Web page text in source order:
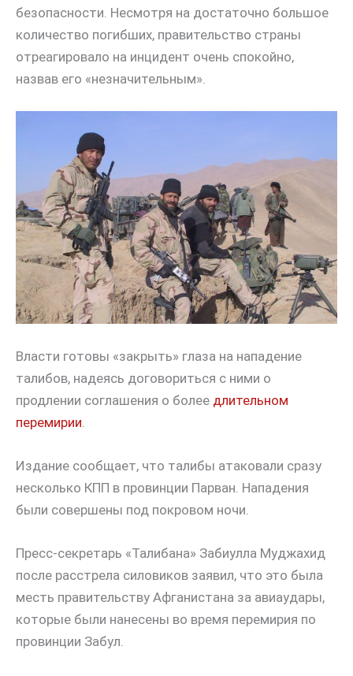
безопасности. Несмотря на достаточно большое
количество погибших, правительство страны
отреагировало на инцидент очень спокойно,
назвав его «незначительным».
Власти готовы «закрыть» глаза на нападение
талибов, надеясь договориться с ними о
продлении соглашения о более длительном
перемирии.
Издание сообщает, что талибы атаковали сразу
несколько КПП в провинции Парван. Нападения
были совершены под покровом ночи.
Пресс-секретарь «Талибана» Забиулла Муджахид
после расстрела силовиков заявил, что это была
месть правительству Афганистана за авиаудары,
которые были нанесены во время перемирия по
провинции Забул.